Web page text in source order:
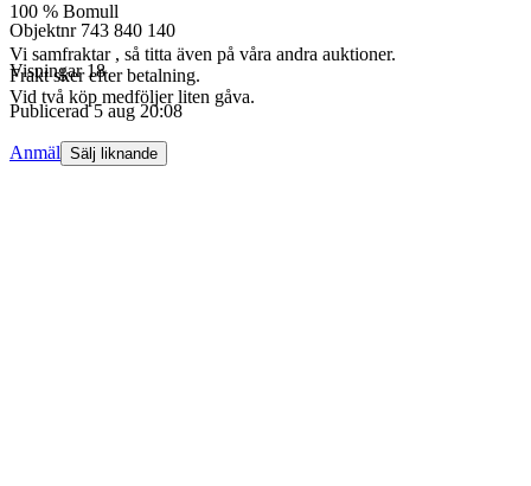
100 % Bomull
Vi samfraktar , så titta även på våra andra auktioner.
Frakt sker efter betalning.
Vid två köp medföljer liten gåva.
Objektnr 743 840 140
Visningar 18
Publicerad 5 aug 20:08
Anmäl Sälj liknande